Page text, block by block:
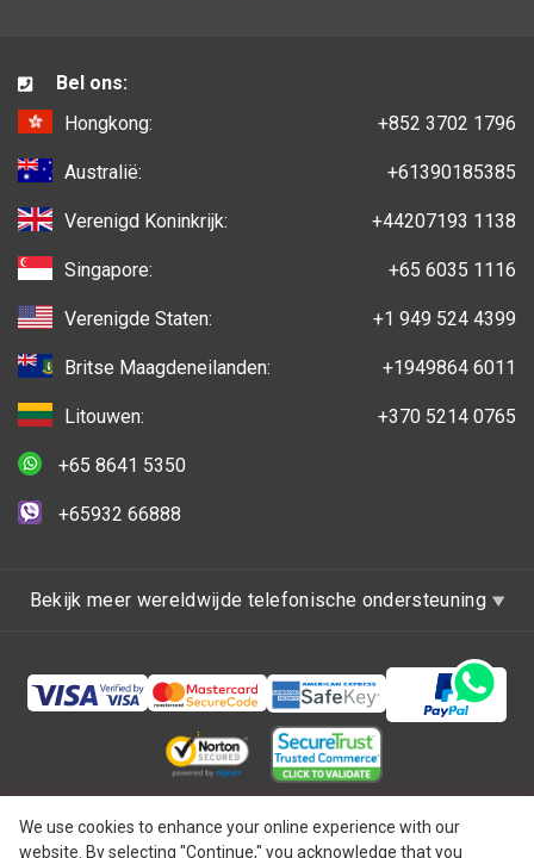
We use cookies to enhance your online experience with our
website. By selecting "Continue," you acknowledge that you
Bel ons:
Hongkong:
+852 3702 1796
Australië: +61390185385
Verenigd Koninkrijk: +44207193 1138
Singapore: +65 6035 1116
Verenigde Staten: +1 949 524 4399
Britse Maagdeneilanden: +1949864 6011
Litouwen: +370 5214 0765
+65 8641 5350
+65932 66888
Bekijk meer wereldwijde telefonische ondersteuning
Copyright © 1997 - 2026 One IBC America, Inc.,